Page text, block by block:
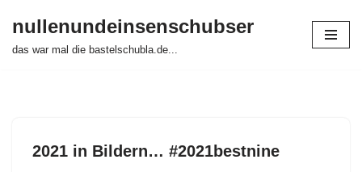
Zum
nullenundeinsenschubser
das war mal die bastelschubla.de...
2021 in Bildern… #2021bestnine